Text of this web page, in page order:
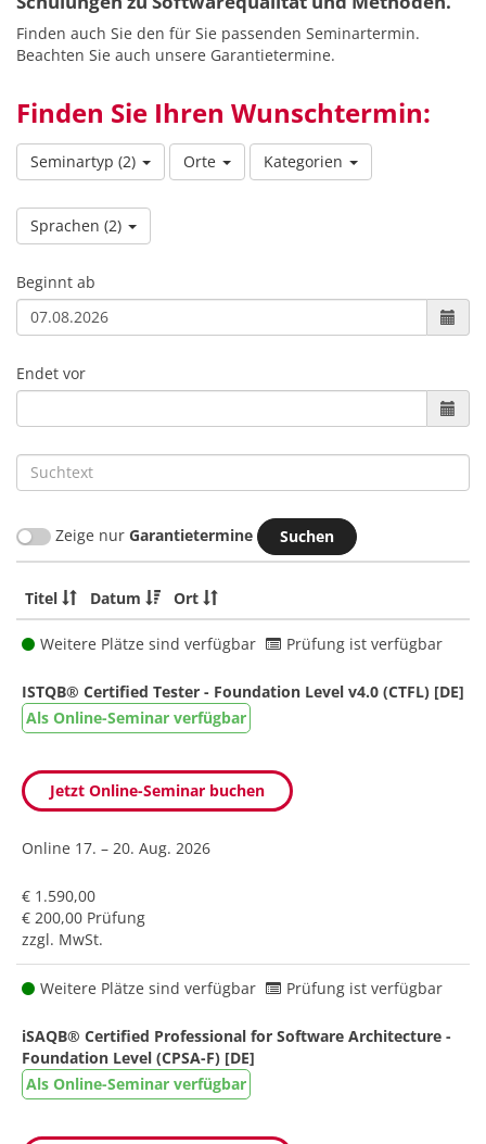
Finden auch Sie den für Sie passenden Seminartermin.
Beachten Sie auch unsere Garantietermine.
Finden Sie Ihren Wunschtermin:
Seminartyp (2) Orte Kategorien
Sprachen (2)
Beginnt ab
Endet vor
Suchtext
Zeige nur Garantietermine
Titel Datum Ort
Weitere Plätze sind verfügbar Prüfung ist verfügbar
ISTQB® Certified Tester - Foundation Level v4.0 (CTFL) [DE]
Als Online-Seminar verfügbar
Jetzt Online-Seminar buchen
Online 17. – 20. Aug. 2026
€ 1.590,00
€ 200,00 Prüfung
zzgl. MwSt.
Weitere Plätze sind verfügbar Prüfung ist verfügbar
iSAQB® Certified Professional for Software Architecture -
Foundation Level (CPSA-F) [DE]
Als Online-Seminar verfügbar